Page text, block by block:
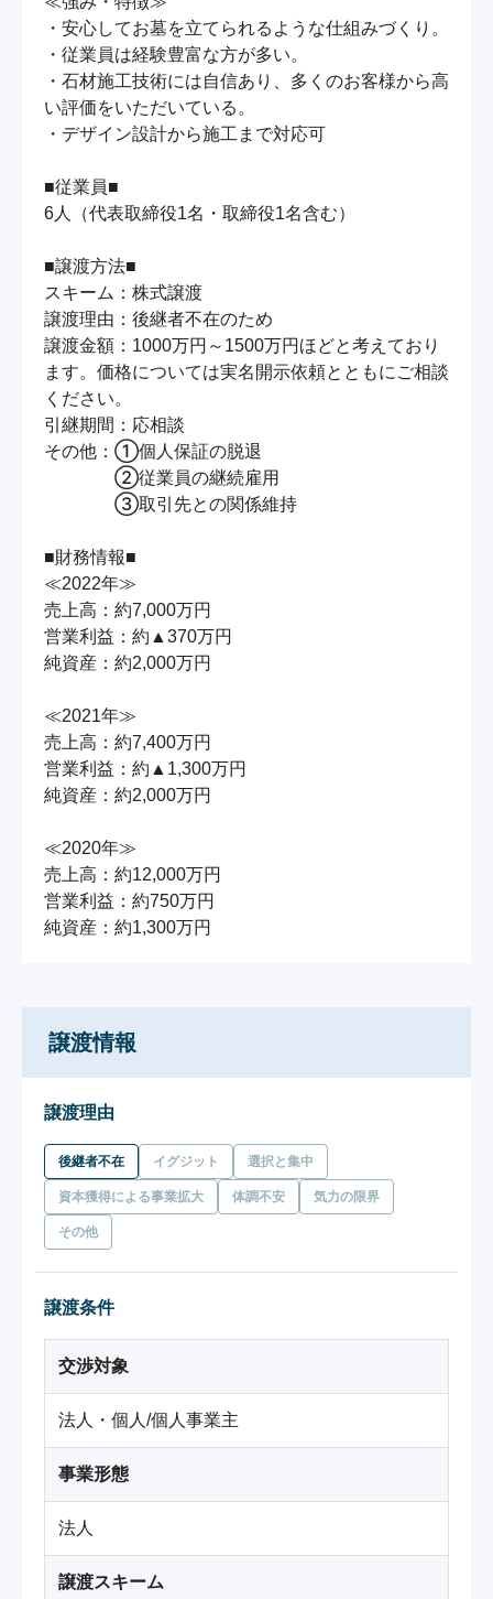
・安心してお墓を立てられるような仕組みづくり。
・従業員は経験豊富な方が多い。
・石材施工技術には自信あり、多くのお客様から高
い評価をいただいている。
・デザイン設計から施工まで対応可
■従業員■
6人（代表取締役1名・取締役1名含む）
■譲渡方法■
スキーム：株式譲渡
譲渡理由：後継者不在のため
譲渡金額：1000万円～1500万円ほどと考えており
ます。価格については実名開示依頼とともにご相談
ください。
引継期間：応相談
その他：①個人保証の脱退
②従業員の継続雇用
③取引先との関係維持
■財務情報■
≪2022年≫
売上高：約7,000万円
営業利益：約▲370万円
純資産：約2,000万円
≪2021年≫
売上高：約7,400万円
営業利益：約▲1,300万円
純資産：約2,000万円
≪2020年≫
売上高：約12,000万円
営業利益：約750万円
純資産：約1,300万円
譲渡情報
譲渡理由
後継者不在 イグジット 選択と集中
資本獲得による事業拡大 体調不安 気力の限界
その他
譲渡条件
交渉対象
法人・個人/個人事業主
事業形態
法人
譲渡スキーム